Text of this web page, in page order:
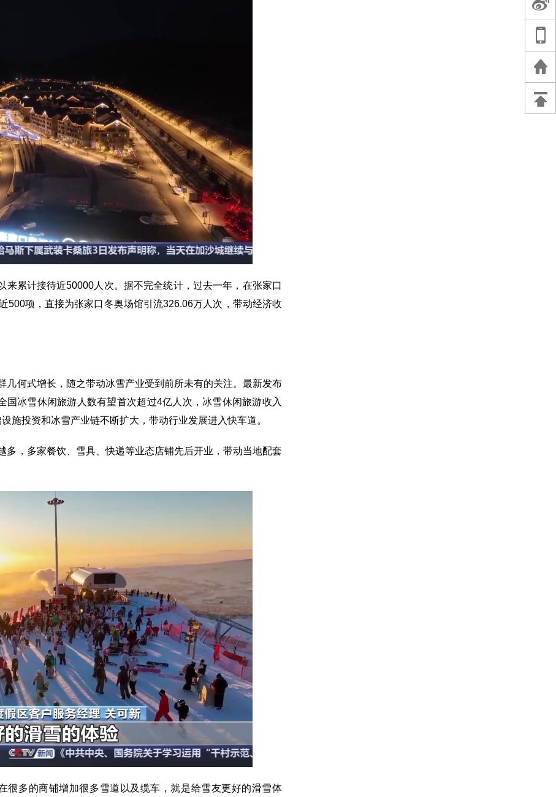
累计接待近50000人次。据不完全统计，过去一年，在张家口
项，直接为张家口冬奥场馆引流326.06万人次，带动经济收
何式增长，随之带动冰雪产业受到前所未有的关注。最新发布
冰雪休闲旅游人数有望首次超过4亿人次，冰雪休闲旅游收入
施投资和冰雪产业链不断扩大，带动行业发展进入快车道。
，多家餐饮、雪具、快递等业态店铺先后开业，带动当地配套
很多的商铺增加很多雪道以及缆车，就是给雪友更好的滑雪体